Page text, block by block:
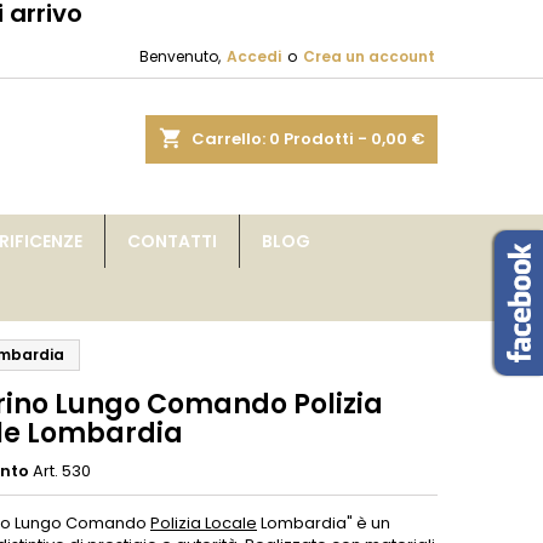
arrivo
Benvenuto, Accedi o Crea un account
shopping_cart Carrello: 0 Prodotti - 0,00 €
CONTATTI BLOG
Lungo Comando Polizia
Lombardia
Art. 530
Lungo Comando Polizia Locale Lombardia" è un